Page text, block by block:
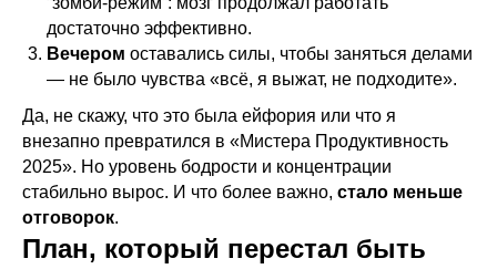
достаточно эффективно.
Вечером оставались силы, чтобы заняться делами
— не было чувства «всё, я выжат, не подходите».
Да, не скажу, что это была eйфория или что я
внезапно превратился в «Мистера Продуктивность
2025». Но уровень бодрости и концентрации
стабильно вырос. И что более важно, стало меньше
отговорок.
План, который перестал быть